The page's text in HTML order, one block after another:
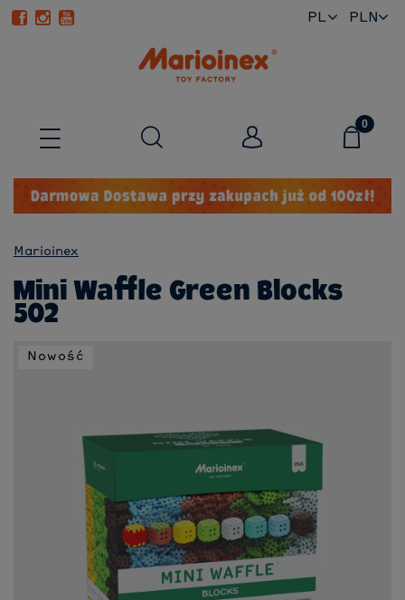
PL
Marioinex
Mini Waffle Green Blocks
502
Nowość